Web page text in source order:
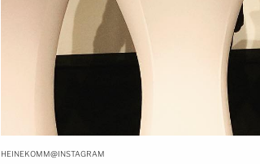
HEINEKOMM@INSTAGRAM